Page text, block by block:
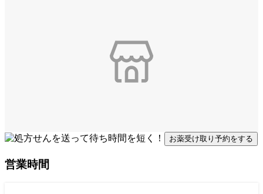
お薬受け取り予約をする
営業時間